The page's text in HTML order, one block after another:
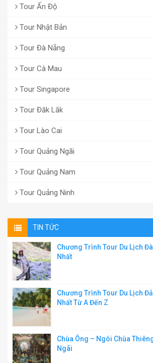
Tour Ấn Độ
Tour Nhật Bản
Tour Đà Nẵng
Tour Cà Mau
Tour Singapore
Tour Đăk Lăk
Tour Lào Cai
Tour Quảng Ngãi
Tour Quảng Nam
Tour Quảng Ninh
TIN TỨC
Chương Trình Tour Du Lịch
Nhất
Chương Trình Tour Du Lịch
Nhất Từ A Đến Z
Chùa Ông – Ngôi Chùa
Ngãi